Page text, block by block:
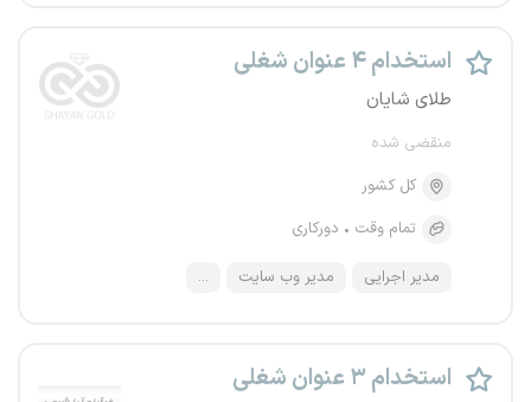
استخدام ۴ عنوان شغلی
طلای شایان
منقضی شده
کل کشور
تمام وقت
دورکاری
مدیر اجرایی مدیر وب سایت ...
استخدام ۳ عنوان شغلی